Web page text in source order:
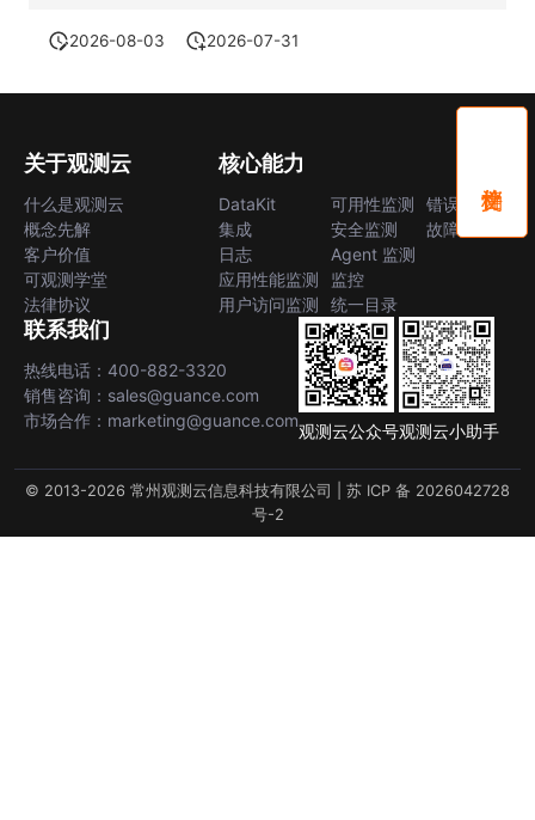
2026-08-03 2026-07-31
关于观测云
什么是观测云
概念先解
客户价值
可观测学堂
法律协议
核心能力
DataKit
集成
日志
应用性能监测
用户访问监测
可用性监测
安全监测
Agent 监测
监控
统一目录
错误中心
故障中心
联系我们
热线电话：400-882-3320
销售咨询：sales@guance.com
市场合作：marketing@guance.com
观测云公众号观测云小助手
© 2013-2026 常州观测云信息科技有限公司 | 苏 ICP 备 2026042728
号-2